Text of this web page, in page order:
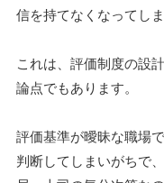
信を持てなくなってしま
これは、評価制度の設
論点でもあります。
評価基準が曖昧な職場
判断してしまいがちで